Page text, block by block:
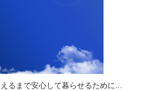
るまで安心して暮らせるために...